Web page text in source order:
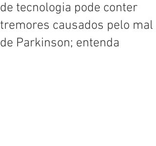
de tecnologia pode conter
tremores causados pelo mal
de Parkinson; entenda